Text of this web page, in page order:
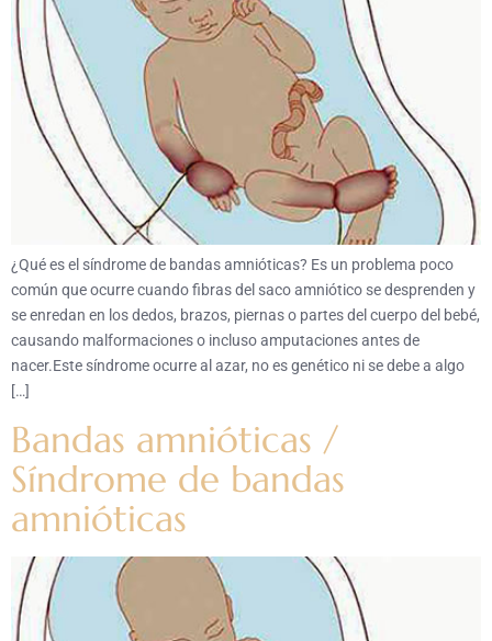
¿Qué es el síndrome de bandas amnióticas? Es un problema poco
común que ocurre cuando fibras del saco amniótico se desprenden y
se enredan en los dedos, brazos, piernas o partes del cuerpo del bebé,
causando malformaciones o incluso amputaciones antes de
nacer.Este síndrome ocurre al azar, no es genético ni se debe a algo
[…]
Bandas amnióticas /
Síndrome de bandas
amnióticas